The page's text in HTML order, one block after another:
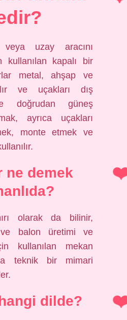
uzay aracını
kullanılan kapalı bir
metal, ahşap ve
ve uçakları dış
doğrudan güneş
ayrıca uçakları
monte etmek ve
ne demek
olarak da bilinir,
balon üretimi ve
kullanılan mekan
teknik bir mimari
dilde?